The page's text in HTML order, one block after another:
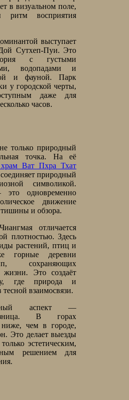
в визуальном поле,
ритм восприятия
выступает
Сутхеп-Пуи. Это
с густыми
водопадами и
и фауной. Парк
у городской черты,
даже для
часов.
только природный
точка. На её
храм Ват Пхра Тхат
природный
символикой.
одновременно
движение
тишины и обзора.
отличается
плотностью. Здесь
растений, птиц и
горные деревни
сохраняющих
жизни. Это создаёт
где природа и
взаимосвязи.
аспект —
В горах
ниже, чем в городе,
Это делает выезды
эстетическим,
решением для